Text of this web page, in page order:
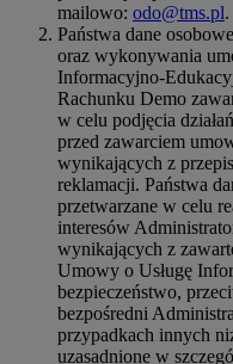
mailowo: odo@tms.pl.
Państwa dane
oraz wykonywania
Informacyjno-
Rachunku Demo
w celu podjęcia
przed zawarciem
wynikających z
reklamacji. Państwa
przetwarzane w celu
interesów
wynikających z
Umowy o Usługę
bezpieczeństwo,
bezpośredni
przypadkach innych
uzasadnione w